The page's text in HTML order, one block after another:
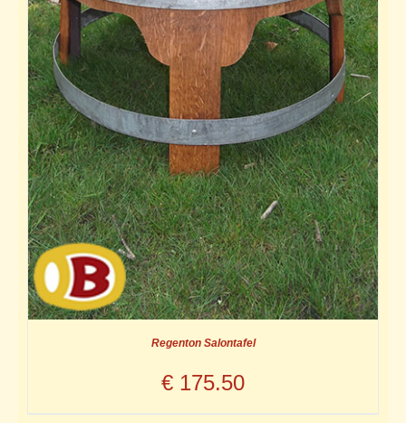
Regenton Salontafel
€ 175.50